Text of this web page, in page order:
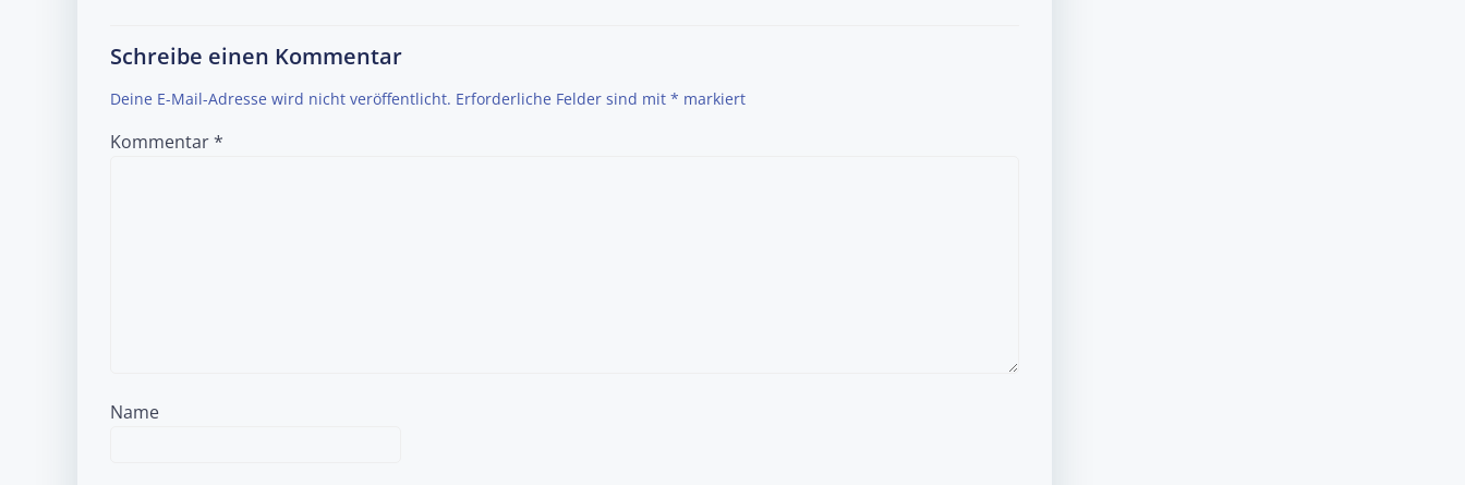
Schreibe einen Kommentar
Deine E-Mail-Adresse wird nicht veröffentlicht. Erforderliche Felder sind mit * markiert
Kommentar*
Name